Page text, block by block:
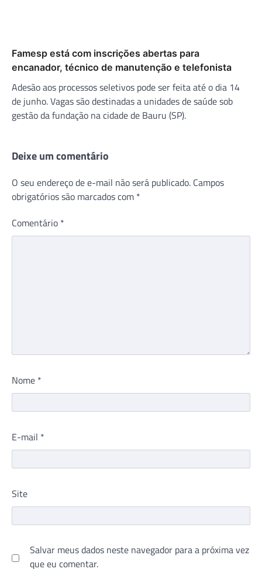
Famesp está com inscrições abertas para
encanador, técnico de manutenção e telefonista
Adesão aos processos seletivos pode ser feita até o dia 14
de junho. Vagas são destinadas a unidades de saúde sob
gestão da fundação na cidade de Bauru (SP).
Deixe um comentário
O seu endereço de e-mail não será publicado. Campos
obrigatórios são marcados com *
Comentário *
Nome *
E-mail *
Site
Salvar meus dados neste navegador para a próxima vez
que eu comentar.